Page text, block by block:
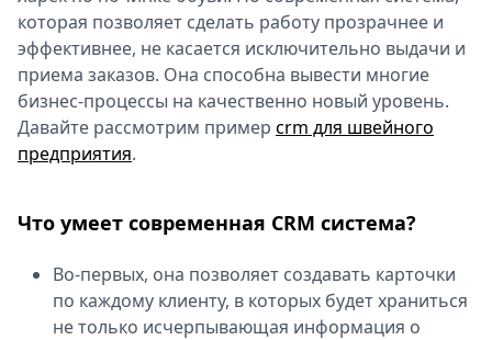
релизы
О
Metro
Стримы
Спецпроекты
Звезды
Скачай
которая позволяет сделать работу прозрачнее и
эффективнее, не касается исключительно выдачи и
приема заказов. Она способна вывести многие
бизнес-процессы на качественно новый уровень.
Давайте рассмотрим пример crm для швейного
предприятия.
Что умеет современная CRM система?
Во-первых, она позволяет создавать карточки
по каждому клиенту, в которых будет храниться
не только исчерпывающая информация о